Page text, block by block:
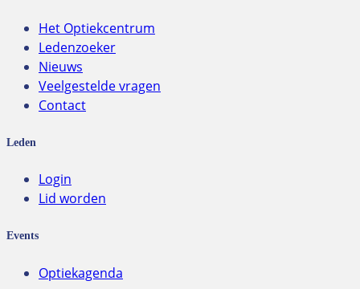
Het Optiekcentrum
Ledenzoeker
Nieuws
Veelgestelde vragen
Contact
Leden
Login
Lid worden
Events
Optiekagenda